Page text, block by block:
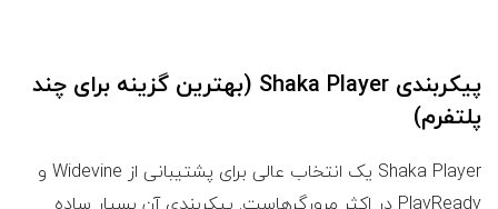
پیکربندی Shaka Player (بهترین گزینه برای چند
پلتفرم)
Shaka Player یک انتخاب عالی برای پشتیبانی از Widevine و